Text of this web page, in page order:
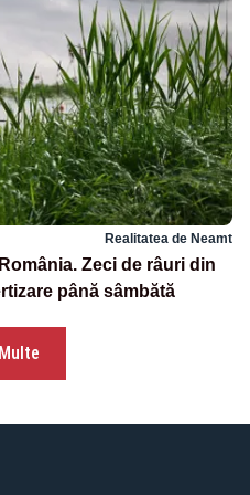
Realitatea de Neamt
Zeci de râuri din
până sâmbătă